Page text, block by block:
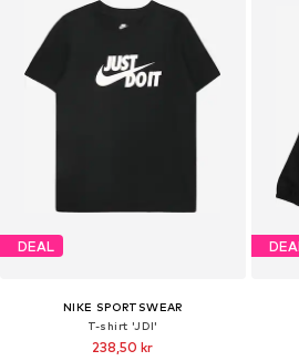
DEAL
NIKE SPORTSWEAR
T-shirt 'JDI'
238,50 kr